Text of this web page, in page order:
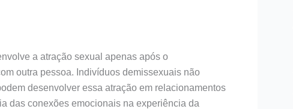
a atração sexual apenas após o
outra pessoa. Indivíduos demissexuais não
desenvolver essa atração em relacionamentos
das conexões emocionais na experiência da